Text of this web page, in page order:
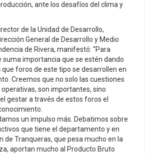
ante los desafíos del clima y
de la Unidad de Desarrollo,
General de Desarrollo y Medio
de Rivera, manifestó: “Para
suma importancia que se estén dando
que foros de este tipo se desarrollen en
Creemos que no solo las cuestiones
son importantes, sino
gestar a través de estos foros el
un impulso más. Debatimos sobre
que tiene el departamento y en
de Tranqueras, que pesa mucho en la
aportan mucho al Producto Bruto